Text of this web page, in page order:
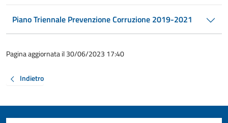
Piano Triennale Prevenzione Corruzione 2019-2021
Pagina aggiornata il 30/06/2023 17:40
Indietro